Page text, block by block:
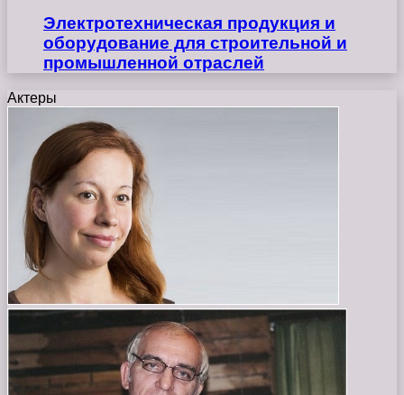
Электротехническая продукция и
оборудование для строительной и
промышленной отраслей
Актеры